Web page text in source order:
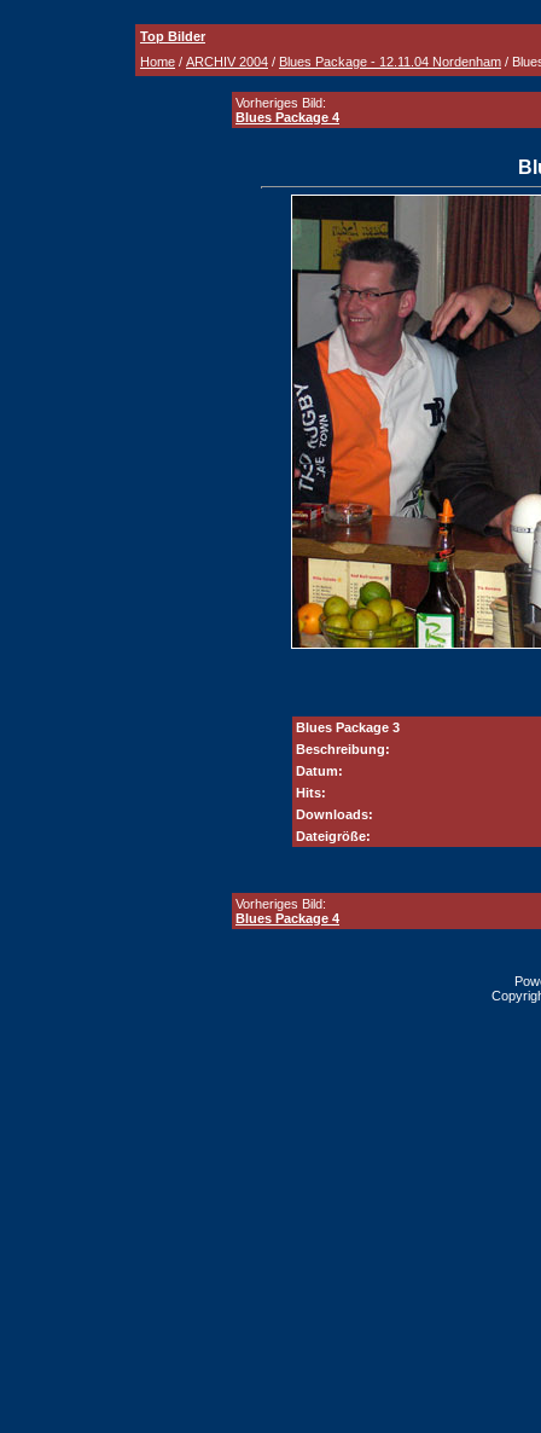
Top Bilder
Home / ARCHIV 2004 / Blues Package - 12.11.04 Nordenham /
Vorheriges Bild:
Blues Package 4
Blues Package 3
Beschreibung:
Datum:
Hits:
Downloads:
Dateigröße:
Vorheriges Bild:
Blues Package 4